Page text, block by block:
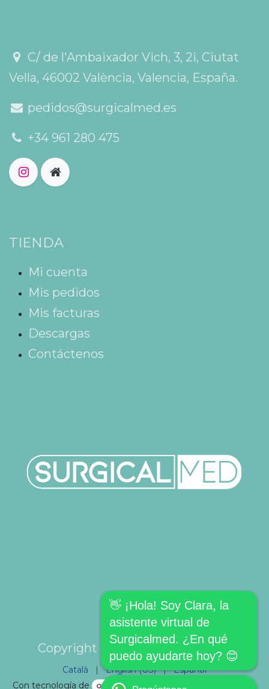
C/ de l'Ambaixador Vich, 3, 2i, Ciutat
Vella, 46002 València, Valencia, España.
pedidos@surgicalmed.es
+34 961 280 475
TIENDA
Mi cuenta
Mis pedidos
Mis facturas
Descargas
Contáctenos
Copyright © SURGICALMED SL.
Català | English (US) |
Español
Con tecnología de
- El mejorComercio electrónico
👋 ¡Hola! Soy Clara, la
asistente virtual de
Surgicalmed. ¿En qué
puedo ayudarte hoy? 😊